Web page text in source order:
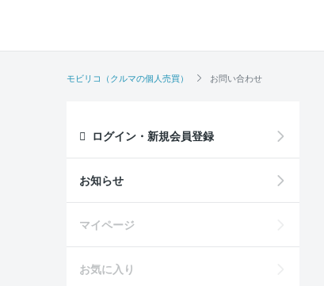
モビリコ（クルマの個人売買） お問い合わせ
ログイン・新規会員登録
お知らせ
マイページ
お気に入り